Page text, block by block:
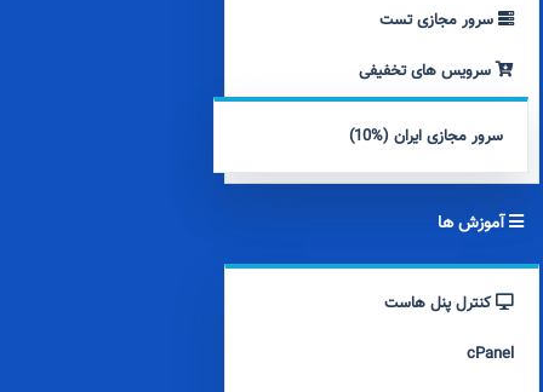
سرور مجازی تست
سرویس های تخفیفی
سرور مجازی ایران (%10)
آموزش ها
کنترل پنل هاست
cPanel